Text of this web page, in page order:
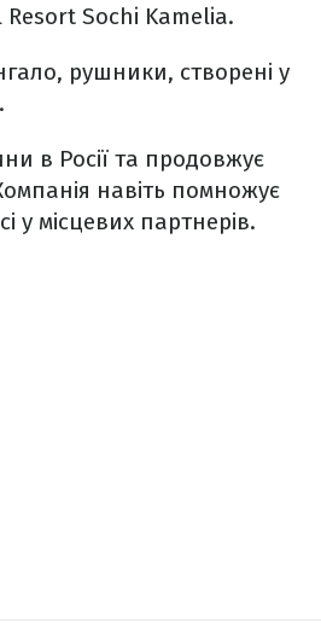
Resort Sochi Kamelia.
рушники, створені у
в Росії та продовжує
навіть помножує
у місцевих партнерів.